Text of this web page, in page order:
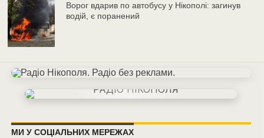
Ворог вдарив по автобусу у Нікополі: загинув
водій, є поранений
МИ У СОЦІАЛЬНИХ МЕРЕЖАХ